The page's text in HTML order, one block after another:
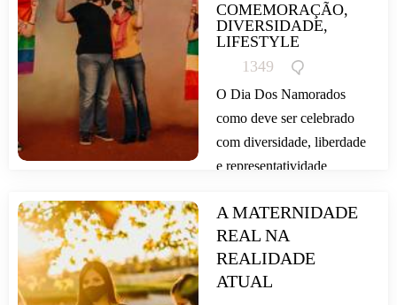
COMEMORAÇÃO,
DIVERSIDADE,
LIFESTYLE
1349
O Dia Dos Namorados
como deve ser celebrado
com diversidade, liberdade
e representatividade
AMOR! Mas, afinal o que
é...
A MATERNIDADE
REAL NA
REALIDADE
ATUAL